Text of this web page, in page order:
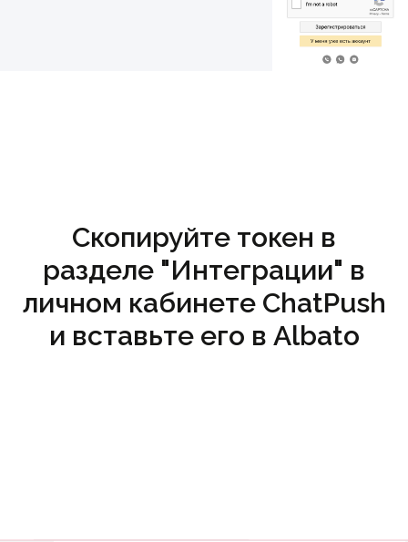
Скопируйте токен в
разделе "Интеграции" в
личном кабинете ChatPush
и вставьте его в Albato